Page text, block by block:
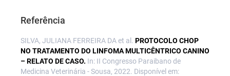
Referência
SILVA, JULIANA FERREIRA DA et al. PROTOCOLO CHOP
NO TRATAMENTO DO LINFOMA MULTICÊNTRICO CANINO
– RELATO DE CASO. In: II Congresso Paraibano de
Medicina Veterinária - Sousa, 2022. Disponível em: